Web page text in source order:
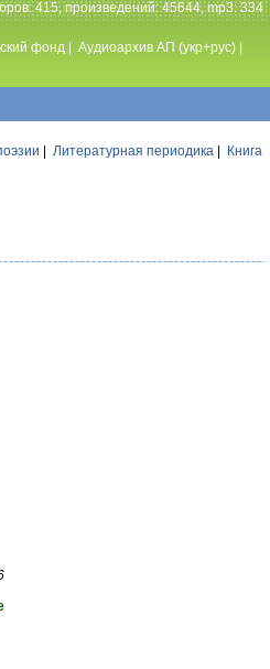
415, произведений: 45644, mp3: 334
фонд Аудиоархив АП (укр+рус)
Литературная периодика
Книга